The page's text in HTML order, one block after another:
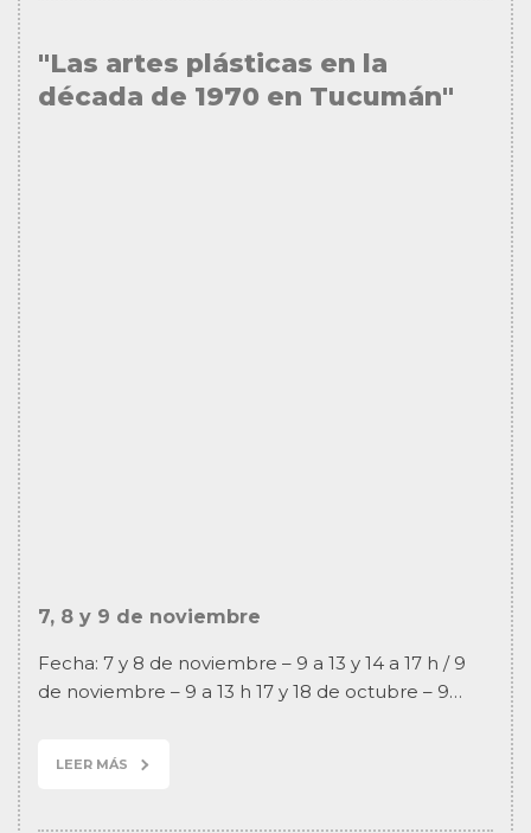
"Las artes plásticas en la
década de 1970 en Tucumán"
7, 8 y 9 de noviembre
Fecha: 7 y 8 de noviembre – 9 a 13 y 14 a 17 h / 9
de noviembre – 9 a 13 h 17 y 18 de octubre – 9…
LEER MÁS